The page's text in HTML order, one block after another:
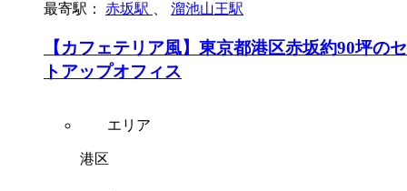
最寄駅： 赤坂駅 溜池山王駅
【カフェテリア風】東京都港区赤坂約90坪の
トアップオフィス
エリア
港区